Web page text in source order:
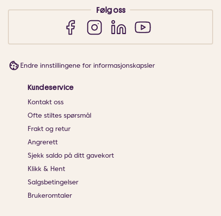
Følg oss
Endre innstillingene for informasjonskapsler
Kundeservice
Kontakt oss
Ofte stiltes spørsmål
Frakt og retur
Angrerett
Sjekk saldo på ditt gavekort
Klikk & Hent
Salgsbetingelser
Brukeromtaler